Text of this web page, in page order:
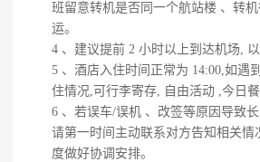
班留意转机是否同一个航站楼 、转
运。
4 、建议提前 2 小时以上到达机场,
5 、酒店入住时间正常为 14:00,如遇
住情况,可行李寄存, 自由活动 ,今日餐
6 、若误车/误机 、改签等原因导致
请第一时间主动联系对方告知相关情
度做好协调安排。